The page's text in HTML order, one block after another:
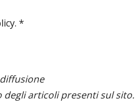
*
articoli presenti sul sito.